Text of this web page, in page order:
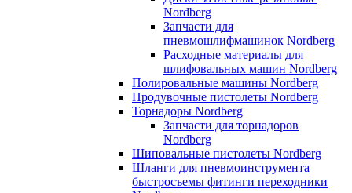
Nordberg
Запчасти для
пневмошлифмашинок Nordberg
Расходные материалы для
шлифовальных машин Nordberg
Полировальные машины Nordberg
Продувочные пистолеты Nordberg
Торнадоры Nordberg
Запчасти для торнадоров
Nordberg
Шиповальные пистолеты Nordberg
Шланги для пневмоинструмента
быстросъемы фитинги переходники